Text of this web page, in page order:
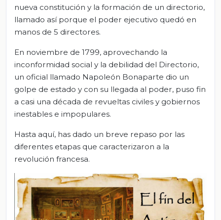
nueva constitución y la formación de un directorio,
llamado así porque el poder ejecutivo quedó en
manos de 5 directores.
En noviembre de 1799, aprovechando la
inconformidad social y la debilidad del Directorio,
un oficial llamado Napoleón Bonaparte dio un
golpe de estado y con su llegada al poder, puso fin
a casi una década de revueltas civiles y gobiernos
inestables e impopulares.
Hasta aquí, has dado un breve repaso por las
diferentes etapas que caracterizaron a la
revolución francesa.